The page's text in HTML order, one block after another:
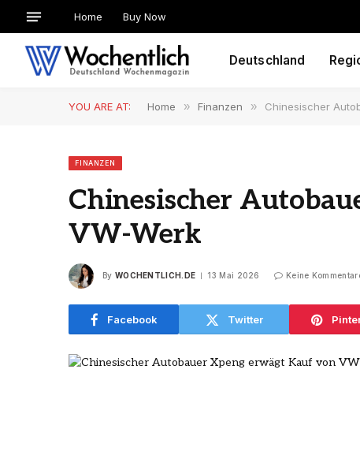
Home Buy Now
Deutschland
YOU ARE AT: Home » Finanzen » Chinesischer
FINANZEN
Chinesischer
VW-Werk
By WOCHENTLICH.DE 13 Mai 2026 Keine
Facebook Twitter